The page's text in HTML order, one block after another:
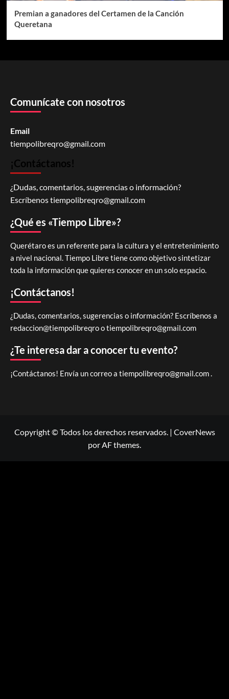
Premian a ganadores del Certamen de la Canción
Queretana
Comunícate con nosotros
Email
tiempolibreqro@gmail.com
¡Contáctanos!
¿Dudas, comentarios, sugerencias o información?
Escríbenostiempolibreqro@gmail.com
¿Qué es «Tiempo Libre»?
Querétaro es un referente para la cultura y el entretenimiento
a nivel nacional. Tiempo Libre tiene como objetivo sintetizar
toda la información que quieres conocer en un solo espacio.
¡Contáctanos!
¿Dudas, comentarios, sugerencias o información? Escríbenos a
redaccion@tiempolibreqro otiempolibreqro@gmail.com
¿Te interesa dar a conocer tu evento?
¡Contáctanos! Envía un correo a tiempolibreqro@gmail.com.
Copyright © Todos los derechos reservados. | CoverNews
por AF themes.